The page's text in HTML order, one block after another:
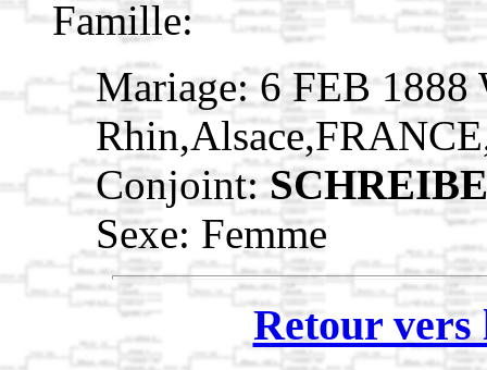
Famille:
Mariage: 6 FEB 1888
Conjoint:
Sexe: Femme
Retour vers